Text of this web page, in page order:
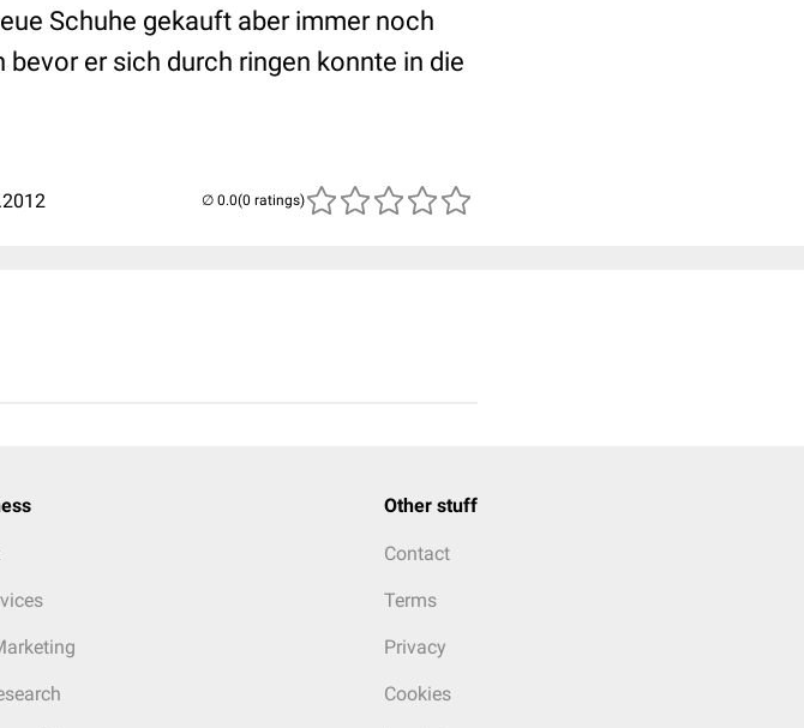
Schuhe gekauft aber immer noch
er sich durch ringen konnte in die
(0 ratings)
Other stuff
Contact
Terms
Privacy
Cookies